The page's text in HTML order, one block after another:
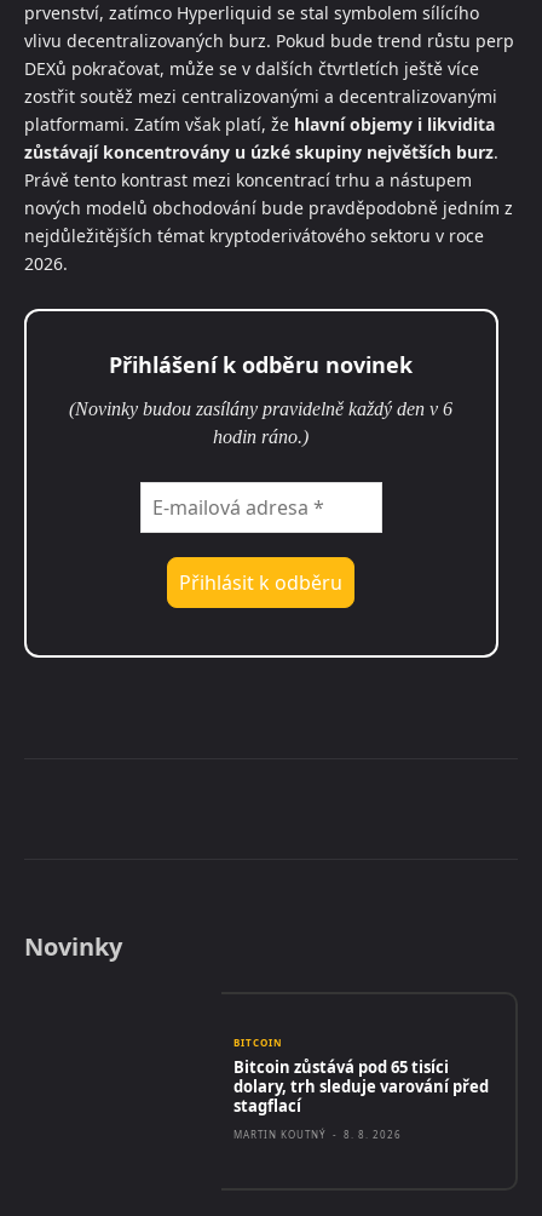
prvenství, zatímco Hyperliquid se stal symbolem sílícího
vlivu decentralizovaných burz. Pokud bude trend růstu perp
DEXů pokračovat, může se v dalších čtvrtletích ještě více
zostřit soutěž mezi centralizovanými a decentralizovanými
platformami. Zatím však platí, že hlavní objemy i likvidita
zůstávají koncentrovány u úzké skupiny největších burz.
Právě tento kontrast mezi koncentrací trhu a nástupem
nových modelů obchodování bude pravděpodobně jedním z
nejdůležitějších témat kryptoderivátového sektoru v roce
2026.
Přihlášení k odběru novinek
(Novinky budou zasílány pravidelně každý den v 6
hodin ráno.)
Novinky
BITCOIN
Bitcoin zůstává pod 65 tisíci
dolary, trh sleduje varování před
stagflací
MARTIN KOUTNÝ - 8. 8. 2026